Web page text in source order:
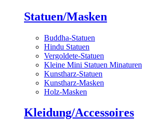
Statuen/Masken
Buddha-Statuen
Hindu Statuen
Vergoldete-Statuen
Kleine Mini Statuen Minaturen
Kunstharz-Statuen
Kunstharz-Masken
Holz-Masken
Kleidung/Accessoires